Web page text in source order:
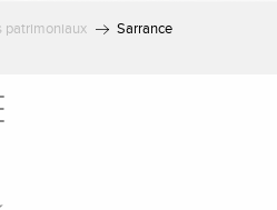
patrimoniaux Sarrance